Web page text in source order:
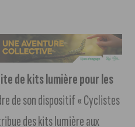
de kits lumière pour les
de son dispositif « Cyclistes
des kits lumière aux